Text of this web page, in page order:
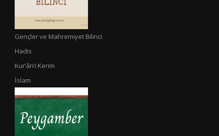
Gençler ve Mahremiyet Bilinci
Hadis
Kur’ân’ı Kerim
İslam